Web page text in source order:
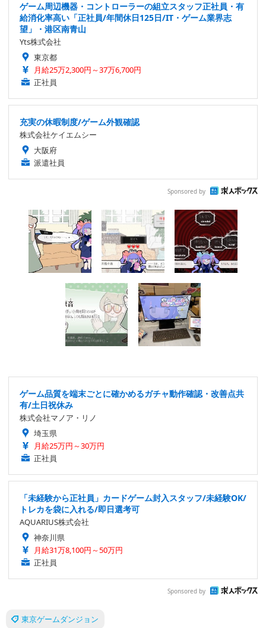
ゲーム周辺機器・コントローラーの組立スタッフ正社員・有
給消化率高い「正社員/年間休日125日/IT・ゲーム業界志
望」・港区南青山
Yts株式会社
東京都
月給25万2,300円～37万6,700円
正社員
充実の休暇制度/ゲーム外観確認
株式会社ケイエムシー
大阪府
派遣社員
Sponsored by
ゲーム品質を端末ごとに確かめるガチャ動作確認・改善点共
有/土日祝休み
株式会社マノア・リノ
埼玉県
月給25万円～30万円
正社員
「未経験から正社員」カードゲーム封入スタッフ/未経験OK/
トレカを袋に入れる/即日選考可
AQUARIUS株式会社
神奈川県
月給31万8,100円～50万円
正社員
Sponsored by
東京ゲームダンジョン